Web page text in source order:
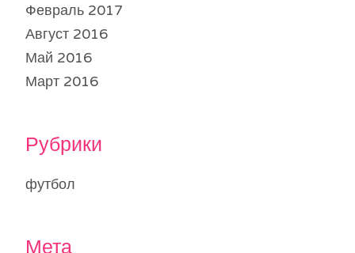
Февраль 2017
Август 2016
Май 2016
Март 2016
Рубрики
футбол
Мета